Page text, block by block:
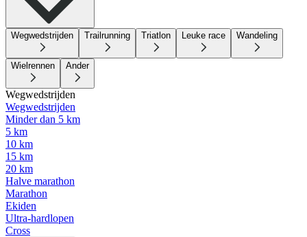
Wegwedstrijden Trailrunning Triatlon Leuke race Wandeling
Wielrennen Ander
Wegwedstrijden
Wegwedstrijden
Minder dan 5 km
5 km
10 km
15 km
20 km
Halve marathon
Marathon
Ekiden
Ultra-hardlopen
Cross